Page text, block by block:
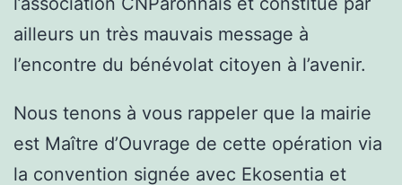
ailleurs un très mauvais message à
l’encontre du bénévolat citoyen à l’avenir.
Nous tenons à vous rappeler que la mairie
est Maître d’Ouvrage de cette opération via
la convention signée avec Ekosentia et